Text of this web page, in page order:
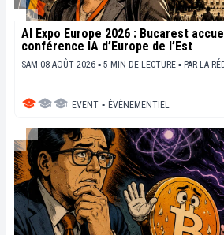
AI Expo Europe 2026 : Bucarest
conférence IA d’Europe de l’Est
SAM 08 AOÛT 2026 ▪ 5 MIN DE LECTURE ▪ PAR LA
EVENT ▪ ÉVÉNEMENTIEL